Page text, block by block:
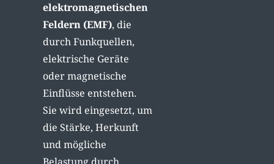
elektromagnetischen
Feldern (EMF), die
durch Funkquellen,
elektrische Geräte
oder magnetische
Einflüsse entstehen.
Sie wird eingesetzt, um
die Stärke, Herkunft
und mögliche